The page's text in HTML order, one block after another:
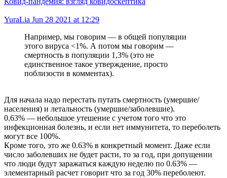
YuraLia Jun 28 2021 at 12:29
Например, мы говорим — в общей популяции
этого вируса <1%. А потом мы говорим —
смертность в популяции 1,3% (это не
единственное такое утверждение, просто
поблизости в комментах).
Для начала надо перестать путать смертность (умершие/
населения) и летальность (умершие/заболевшие).
0.63% — небольшое утешение с учетом того что это
инфекционная болезнь, и если нет иммунитета, то переболеть
могут все 100%.
Кроме того, это же 0.63% в конкретный момент. Даже если
число заболевших не будет расти, то за год, при допущении
что люди будут заражаться каждую неделю по 0.63% —
элементарный расчет говорит что за год 30% переболеют.